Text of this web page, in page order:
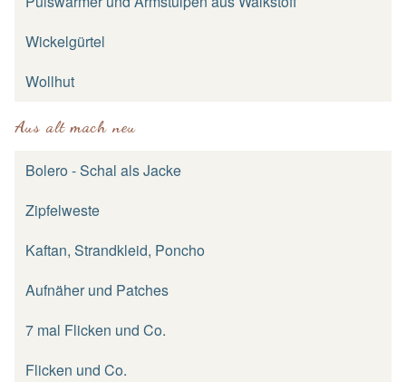
Wickelgürtel
Wollhut
Aus alt mach neu
Bolero - Schal als Jacke
Zipfelweste
Kaftan, Strandkleid, Poncho
Aufnäher und Patches
7 mal Flicken und Co.
Flicken und Co.